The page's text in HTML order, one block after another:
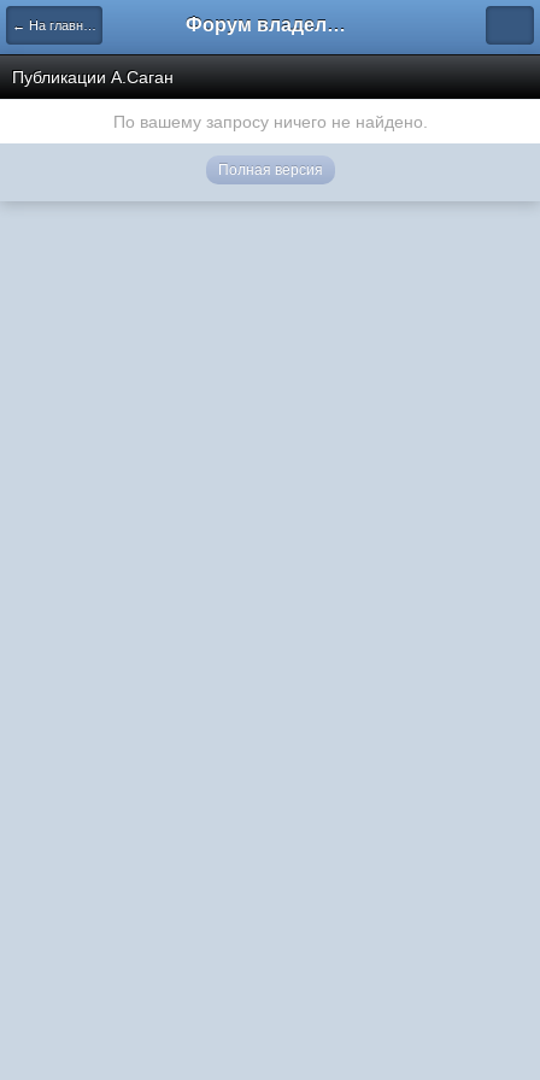
← На главную Форум владельцев интернет-магазинов
Публикации А.Саган
По вашему запросу ничего не найдено.
Полная версия